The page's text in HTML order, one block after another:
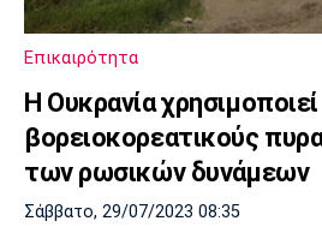
Επικαιρότητα
Η Ουκρανία χρησιμοποιεί
βορειοκορεατικούς
των ρωσικών δυνάμεων
Σάββατο, 29/07/2023 08:35